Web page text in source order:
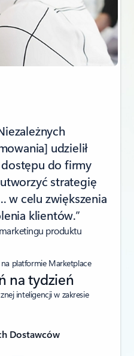
udzielił
do firmy
strategię
w celu zwiększenia
klientów.”
produktu
platformie Marketplace
na tydzień
inteligencji w zakresie
Dostawców